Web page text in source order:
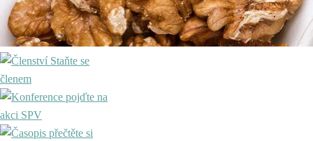
Staňte se
členem
pojďte na
akci SPV
přečtěte si